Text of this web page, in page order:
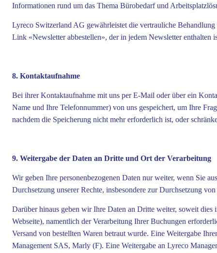
Informationen rund um das Thema Bürobedarf und
Lyreco Switzerland AG gewährleistet die vertrauliche
Link «Newsletter abbestellen», der in jedem Newsletter enthalten
8. Kontaktaufnahme
Bei ihrer Kontaktaufnahme mit uns per E-Mail oder über ein
Name und Ihre Telefonnummer) von uns gespeichert, um Ihre
nachdem die Speicherung nicht mehr erforderlich ist, oder
9. Weitergabe der Daten an Dritte und Ort der Verarbeitung
Wir geben Ihre personenbezogenen Daten nur weiter, wenn Sie
Durchsetzung unserer Rechte, insbesondere zur Durchsetzung
Darüber hinaus geben wir Ihre Daten an Dritte weiter, soweit
Webseite), namentlich der Verarbeitung Ihrer Buchungen
Versand von bestellten Waren betraut wurde. Eine Weitergabe
Management SAS, Marly (F). Eine Weitergabe an Lyreco